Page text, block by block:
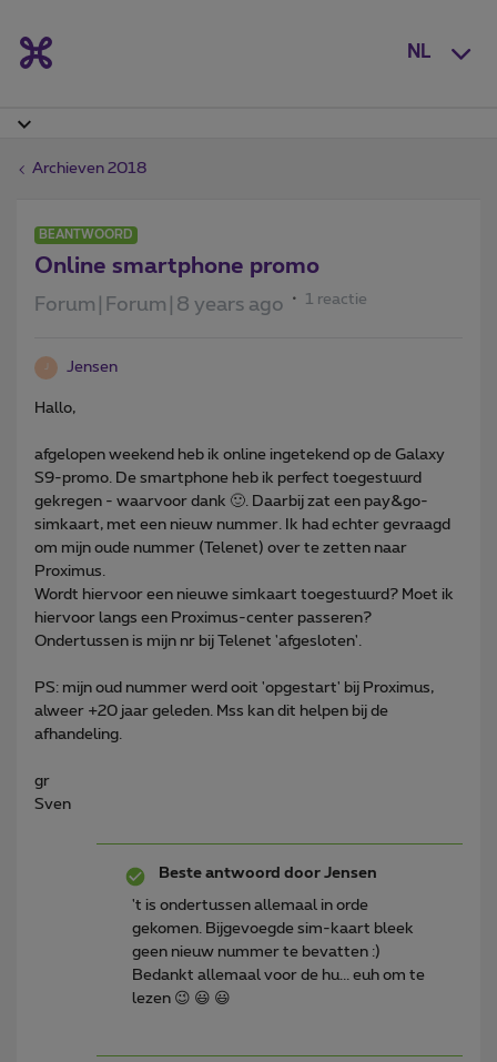
NL
Archieven 2018
BEANTWOORD
Online smartphone promo
Forum|Forum|8 years ago 1 reactie
J Jensen
Hallo,
afgelopen weekend heb ik online ingetekend op de Galaxy
S9-promo. De smartphone heb ik perfect toegestuurd
gekregen - waarvoor dank 🙂. Daarbij zat een pay&go-
simkaart, met een nieuw nummer. Ik had echter gevraagd
om mijn oude nummer (Telenet) over te zetten naar
Proximus.
Wordt hiervoor een nieuwe simkaart toegestuurd? Moet ik
hiervoor langs een Proximus-center passeren?
Ondertussen is mijn nr bij Telenet 'afgesloten'.
PS: mijn oud nummer werd ooit 'opgestart' bij Proximus,
alweer +20 jaar geleden. Mss kan dit helpen bij de
afhandeling.
gr
Sven
Beste antwoord door Jensen
't is ondertussen allemaal in orde
gekomen. Bijgevoegde sim-kaart bleek
geen nieuw nummer te bevatten :)
Bedankt allemaal voor de hu... euh om te
lezen 😉 😃 😃